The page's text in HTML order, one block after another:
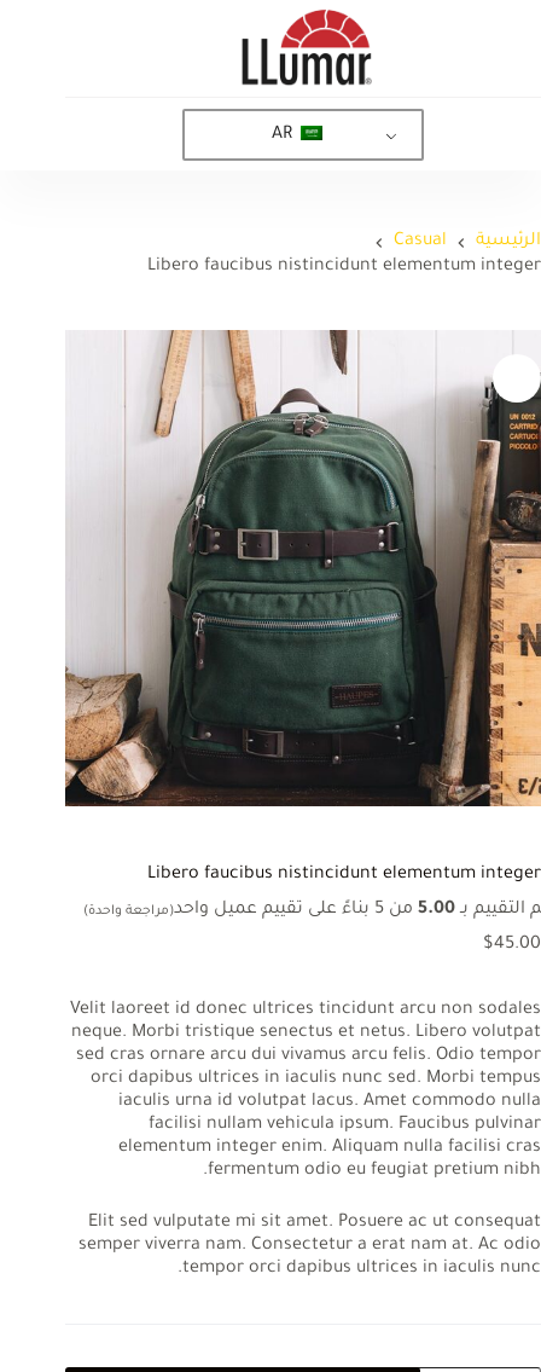
AR
الرئيسية
Casual
Libero faucibus nistincidunt elementum integer
Libero faucibus nistincidunt elementum integer
التقييم بـ5.00من 5 بناءً على تقييم عميل واحد (مراجعة واحدة)
$45.00
Velit laoreet id donec ultrices tincidunt arcu non sodales
neque. Morbi tristique senectus et netus. Libero volutpat
sed cras ornare arcu dui vivamus arcu felis. Odio tempor
orci dapibus ultrices in iaculis nunc sed. Morbi tempus
iaculis urna id volutpat lacus. Amet commodo nulla
facilisi nullam vehicula ipsum. Faucibus pulvinar
elementum integer enim. Aliquam nulla facilisi cras
fermentum odio eu feugiat pretium nibh.
Elit sed vulputate mi sit amet. Posuere ac ut consequat
semper viverra nam. Consectetur a erat nam at. Ac odio
tempor orci dapibus ultrices in iaculis nunc.